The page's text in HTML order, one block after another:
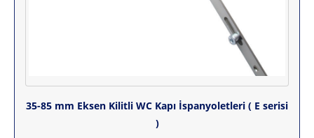
35-85 mm Eksen Kilitli WC Kapı İspanyoletleri ( E serisi
)